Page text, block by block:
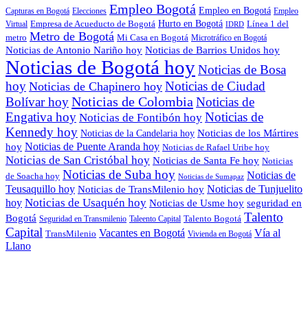
Capturas en Bogotá Elecciones Empleo Bogotá Empleo en Bogotá Empleo
Virtual Empresa de Acueducto de Bogotá Hurto en Bogotá IDRD Línea 1 del
metro Metro de Bogotá Mi Casa en Bogotá Microtráfico en Bogotá
Noticias de Antonio Nariño hoy Noticias de Barrios Unidos hoy
Noticias de Bogotá hoyNoticias de Bosa
hoy Noticias de Chapinero hoy Noticias de Ciudad
Bolívar hoyNoticias de Colombia Noticias de
Engativa hoy Noticias de Fontibón hoy Noticias de
Kennedy hoy Noticias de la Candelaria hoy Noticias de los Mártires
hoy Noticias de Puente Aranda hoy Noticias de Rafael Uribe hoy
Noticias de San Cristóbal hoy Noticias de Santa Fe hoy Noticias
de Soacha hoy Noticias de Suba hoy Noticias de Sumapaz Noticias de
Teusaquillo hoy Noticias de TransMilenio hoy Noticias de Tunjuelito
hoy Noticias de Usaquén hoy Noticias de Usme hoy seguridad en
Bogotá Seguridad en Transmilenio Taleento Capital Talento Bogotá Talento
Capital TransMilenio Vacantes en Bogotá Vivienda en Bogotá Vía al
Llano